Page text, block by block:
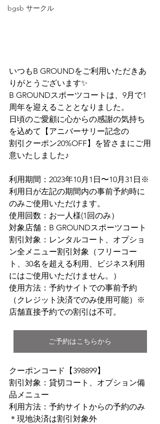
bgsb サークル
いつもB GROUNDをご利用いただきあ
りがとうございます✨
B GROUNDスポーツコートは、9月で1
周年を迎えることとなりました。
日頃のご愛顧に心からの感謝の気持ち
を込めて【アニバーサリー記念の
割引クーポン20%OFF】を皆さまにご用
意いたしました♪
利用期間：2023年10月1日〜10月31日※
利用日が左記の期間内の事前予約時に
のみご使用いただけます。
使用回数：お一人様(1回のみ）
対象店舗：B GROUNDスポーツコート
割引対象：レンタルコート、オプショ
ン全メニュー割引対象（フリーコー
ト、30名を超える利用、ビジネス利用
にはご使用いただけません。）
使用方法：予約サイトでの事前予約
（クレジット決済でのみ使用可能）※
店舗直接予約での割引は不可。
ご予約はこちらから
クーポンコード【398899】
割引対象：貸切コート、オプション備
品メニュー
利用方法：予約サイトからの予約のみ
＊現地決済は割引対象外